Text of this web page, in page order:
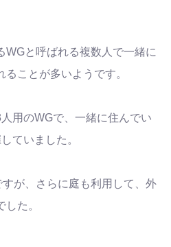
WGと呼ばれる複数人で一緒に
ことが多いようです。
用のWGで、一緒に住んでい
ていました。
が、さらに庭も利用して、外
た。